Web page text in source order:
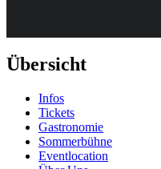
Übersicht
Infos
Tickets
Gastronomie
Sommerbühne
Eventlocation